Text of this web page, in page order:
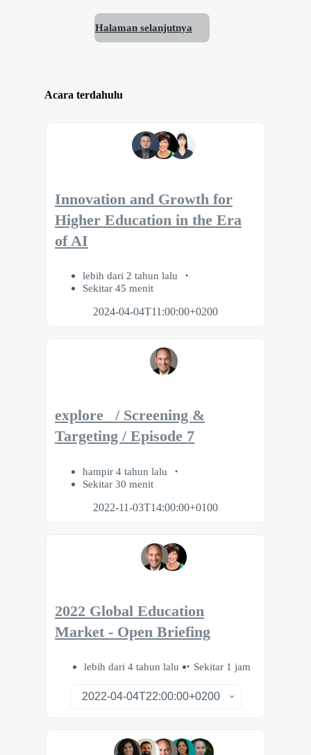
Halaman selanjutnya
Acara terdahulu
Innovation and Growth for
Higher Education in the Era
of AI
lebih dari 2 tahun lalu
Sekitar 45 menit
2024-04-04T11:00:00+0200
explore_ / Screening &
Targeting / Episode 7
hampir 4 tahun lalu
Sekitar 30 menit
2022-11-03T14:00:00+0100
2022 Global Education
Market - Open Briefing
lebih dari 4 tahun lalu Sekitar 1 jam